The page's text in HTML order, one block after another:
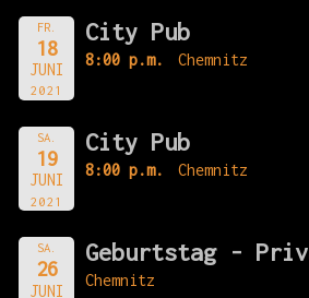
FR.
18
JUNI
2021
City Pub
8:00 p.m. Chemnitz
SA.
19
JUNI
2021
City Pub
8:00 p.m. Chemnitz
SA.
26
JUNI
Geburtstag -
Chemnitz